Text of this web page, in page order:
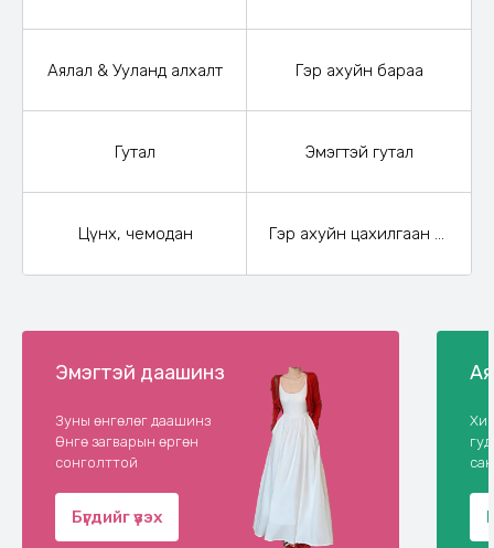
Аялал & Ууланд алхалт Гэр ахуйн бараа
Гутал Эмэгтэй гутал
Цүнх, чемодан
Эмэгтэй даашинз
Зуны өнгөлөг даашинз
Өнгө загварын өргөн
сонголттой
Бүгдийг үзэх